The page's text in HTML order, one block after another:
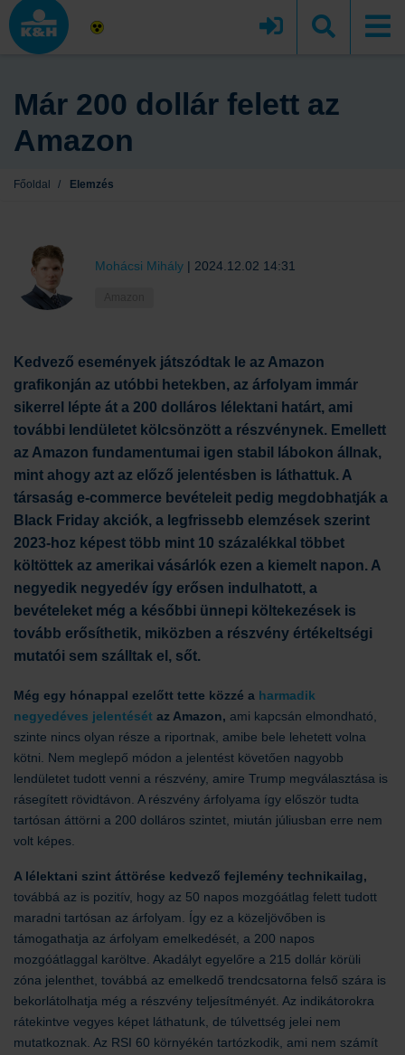
Már 200 dollár felett az
Amazon
Főoldal / Elemzés
Mohácsi Mihály | 2024.12.02 14:31
Kedvező események játszódtak le az Amazon
grafikonján az utóbbi hetekben, az árfolyam immár
sikerrel lépte át a 200 dolláros lélektani határt, ami
további lendületet kölcsönzött a részvénynek. Emellett
az Amazon fundamentumai igen stabil lábokon állnak,
mint ahogy azt az előző jelentésben is láthattuk. A
társaság e-commerce bevételeit pedig megdobhatják a
Black Friday akciók, a legfrissebb elemzések szerint
2023-hoz képest több mint 10 százalékkal többet
költöttek az amerikai vásárlók ezen a kiemelt napon. A
negyedik negyedév így erősen indulhatott, a
bevételeket még a későbbi ünnepi költekezések is
tovább erősíthetik, miközben a részvény értékeltségi
mutatói sem szálltak el, sőt.
Még egy hónappal ezelőtt tette közzé a harmadik
negyedéves jelentését az Amazon, ami kapcsán elmondható,
szinte nincs olyan része a riportnak, amibe bele lehetett volna
kötni. Nem meglepő módon a jelentést követően nagyobb
lendületet tudott venni a részvény, amire Trump megválasztása is
rásegített rövidtávon. A részvény árfolyama így először tudta
tartósan áttörni a 200 dolláros szintet, miután júliusban erre nem
volt képes.
A lélektani szint áttörése kedvező fejlemény technikailag,
továbbá az is pozitív, hogy az 50 napos mozgóátlag felett tudott
maradni tartósan az árfolyam. Így ez a közeljövőben is
támogathatja az árfolyam emelkedését, a 200 napos
mozgóátlaggal karöltve. Akadályt egyelőre a 215 dollár körüli
zóna jelenthet, továbbá az emelkedő trendcsatorna felső szára is
bekorlátolhatja még a részvény teljesítményét. Az indikátorokra
rátekintve vegyes képet láthatunk, de túlvettség jelei nem
mutatkoznak. Az RSI 60 környékén tartózkodik, ami nem számít